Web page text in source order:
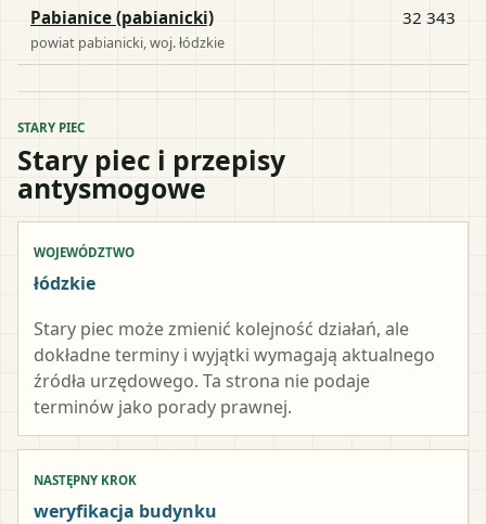
Pabianice (pabianicki)
powiat pabianicki , woj.łódzkie
32 343
STARY PIEC
Stary piec i przepisy
antysmogowe
WOJEWÓDZTWO
łódzkie
Stary piec może zmienić kolejność działań, ale
dokładne terminy i wyjątki wymagają aktualnego
źródła urzędowego. Ta strona nie podaje
terminów jako porady prawnej.
NASTĘPNY KROK
weryfikacja budynku